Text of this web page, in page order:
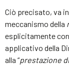
Ciò precisato, va
meccanismo della
esplicitamente
applicativo della
alla “prestazione